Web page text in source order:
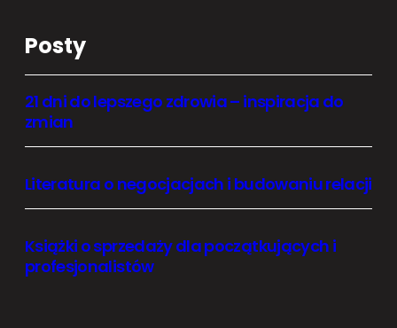
Posty
21 dni do lepszego zdrowia – inspiracja do
zmian
Literatura o negocjacjach i budowaniu relacji
Książki o sprzedaży dla początkujących i
profesjonalistów